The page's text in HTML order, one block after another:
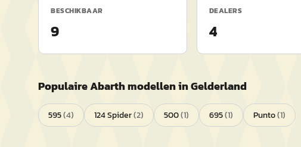
BESCHIKBAAR
9
DEALERS
4
PopulaireAbarthmodellen inGelderland
595(4) 124 Spider(2) 500(1) 695(1) Punto(1)